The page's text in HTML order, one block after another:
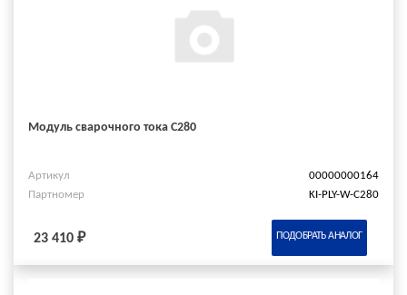
Модуль сварочного тока C280
Артикул
00000000164
Партномер
KI-PLY-W-C280
23 410 ₽ ПОДОБРАТЬ АНАЛОГ